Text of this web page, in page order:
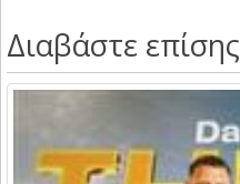
Διαβάστε επίσης